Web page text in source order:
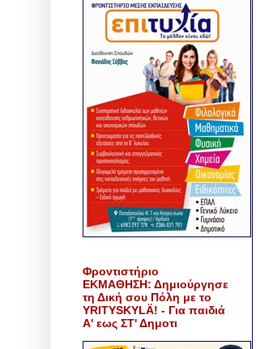
Φροντιστήριο
ΕΚΜΑΘΗΣΗ: Δημιούργησε
τη Δική σου Πόλη με το
YRITYSKYLÄ! - Για παιδιά
Α' εως ΣΤ' Δημοτι